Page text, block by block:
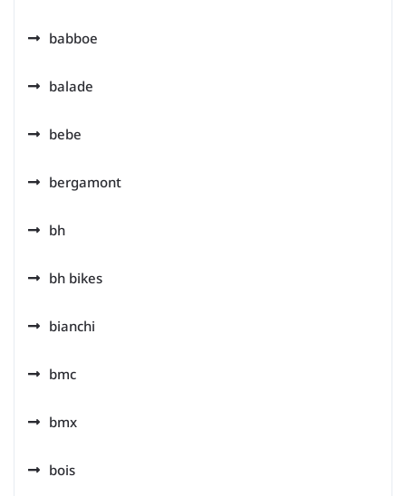
babboe
balade
bebe
bergamont
bh
bh bikes
bianchi
bmc
bmx
bois